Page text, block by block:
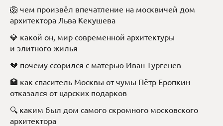
🦁 чем произвёл впечатление на москвичей дом
архитектора Льва Кекушева
💎 какой он, мир современной архитектуры
и элитного жилья
💔 почему ссорился с матерью Иван Тургенев
🏥 как спаситель Москвы от чумы Пётр Еропкин
отказался от царских подарков
🔍 каким был дом самого скромного московского
архитектора